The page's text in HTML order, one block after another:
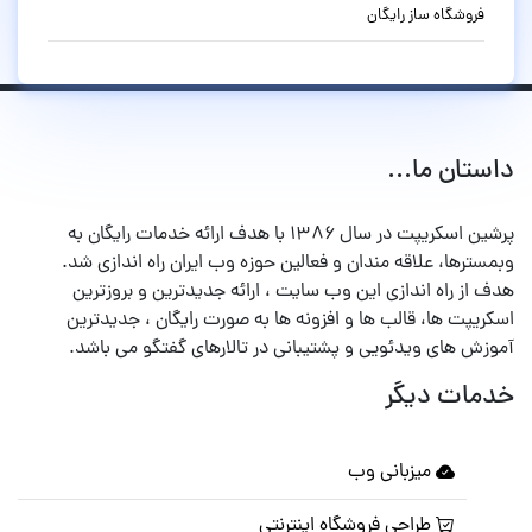
فروشگاه ساز رایگان
داستان ما...
پرشین اسکریپت در سال ۱۳۸۶ با هدف ارائه خدمات رایگان به
وبمسترها، علاقه مندان و فعالین حوزه وب ایران راه اندازی شد.
هدف از راه اندازی این وب سایت ، ارائه جدیدترین و بروزترین
اسکریپت ها، قالب ها و افزونه ها به صورت رایگان ، جدیدترین
آموزش های ویدئویی و پشتیبانی در تالارهای گفتگو می باشد.
خدمات دیگر
میزبانی وب
طراحی فروشگاه اینترنتی